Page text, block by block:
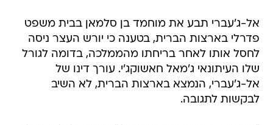
אל-ג'עברי תבע את מוחמד בן סלמאן בבית משפט
פדרלי בארצות הברית, בטענה כי יורש העצר ניסה
לחסל אותו לאחר בריחתו מהממלכה, בדומה לגורל
שלו העיתונאי ג'מאל חאשוקג'י. עורך דינו של
אל-ג'עברי, הנמצא בארצות הברית, לא השיב
לבקשות לתגובה.